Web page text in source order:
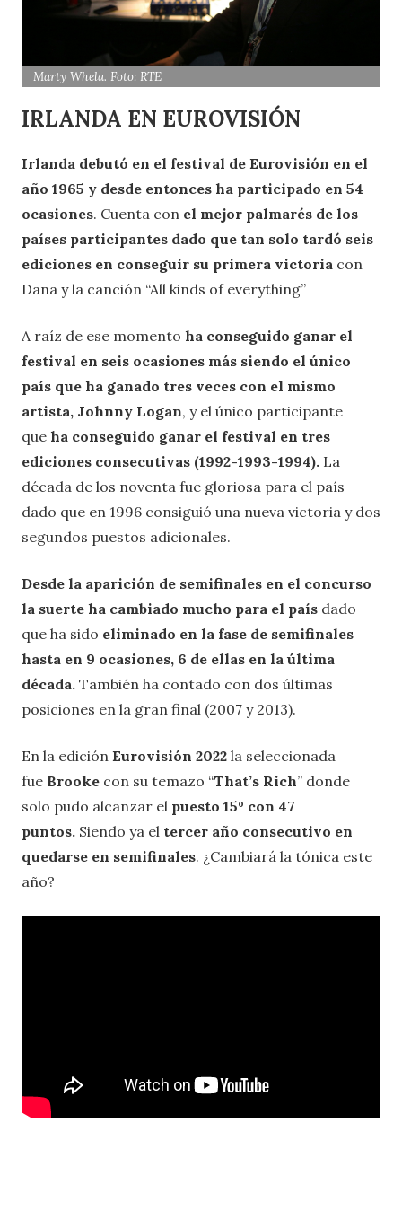
Marty Whela. Foto: RTE
IRLANDA EN EUROVISIÓN
Irlanda debutó en el festival de Eurovisión en el
año 1965 y desde entonces ha participado en 54
ocasiones. Cuenta con el mejor palmarés de los
países participantes dado que tan solo tardó seis
ediciones en conseguir su primera victoria con
Dana y la canción “All kinds of everything”
A raíz de ese momento ha conseguido ganar el
festival en seis ocasiones más siendo el único
país que ha ganado tres veces con el mismo
artista, Johnny Logan, y el único participante
que ha conseguido ganar el festival en tres
ediciones consecutivas (1992-1993-1994). La
década de los noventa fue gloriosa para el país
dado que en 1996 consiguió una nueva victoria y dos
segundos puestos adicionales.
Desde la aparición de semifinales en el concurso
la suerte ha cambiado mucho para el país dado
que ha sido eliminado en la fase de semifinales
hasta en 9 ocasiones, 6 de ellas en la última
década. También ha contado con dos últimas
posiciones en la gran final (2007 y 2013).
En la edición Eurovisión 2022 la seleccionada
fue Brooke con su temazo “That’s Rich” donde
solo pudo alcanzar el puesto 15º con 47
puntos. Siendo ya el tercer año consecutivo en
quedarse en semifinales. ¿Cambiará la tónica este
año?